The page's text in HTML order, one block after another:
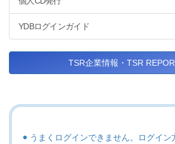
YDBログインガイド
TSR企業情報・TSR
うまくログインできません。ログイン